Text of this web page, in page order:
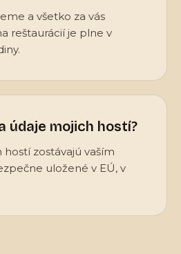
a všetko za vás
reštaurácií je plne v
údaje mojich hostí?
hostí zostávajú vaším
uložené v EÚ, v